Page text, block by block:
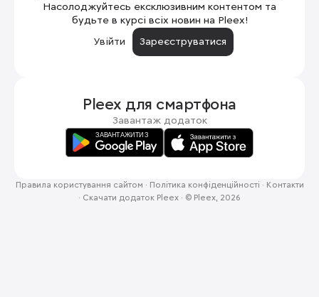
Насолоджуйтесь ексклюзивним контентом та
будьте в курсі всіх новин на Pleex!
Увійти
Зареєструватися
Pleex для смартфона
Завантаж додаток
Правила користування сайтом · Політика конфіденційності · Контакти
· Скачати додаток Pleex · © Pleex, 2026